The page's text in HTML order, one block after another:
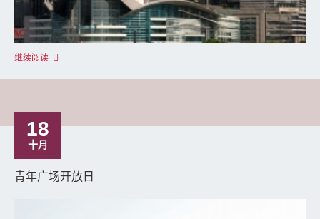
继续阅读
18
十月
青年广场开放日